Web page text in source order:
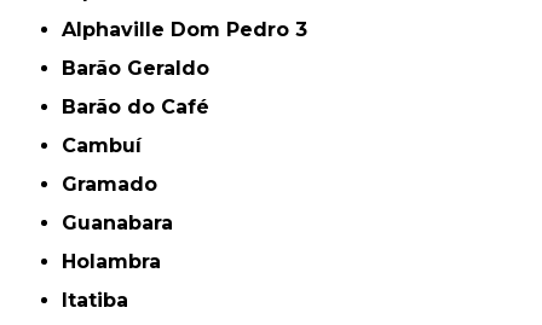
Alphaville Dom Pedro 3
Barão Geraldo
Barão do Café
Cambuí
Gramado
Guanabara
Holambra
Itatiba